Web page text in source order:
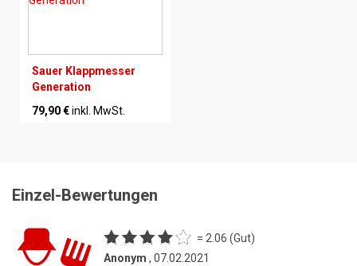
Sauer Klappmesser
Generation
79,90 €inkl. MwSt.
Einzel-Bewertungen
= 2.06 (Gut)
Anonym , 07.02.2021